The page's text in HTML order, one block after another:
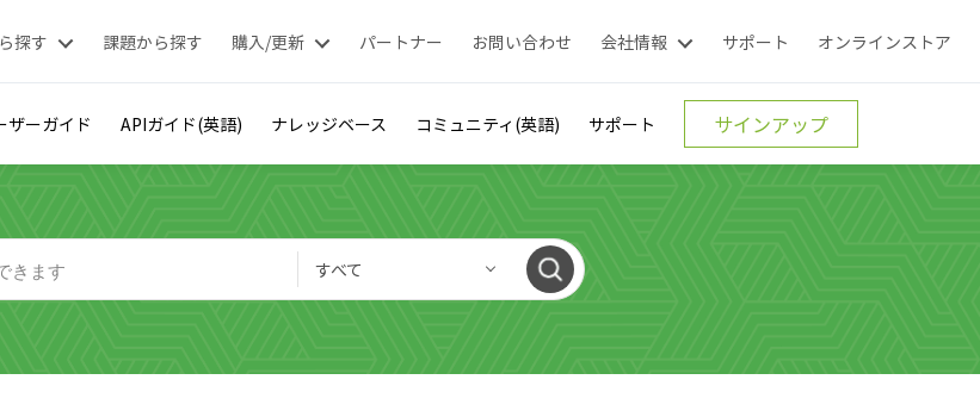
探す 課題から探す 購入/更新 パートナー お問い合わせ 会社情報 サポート オンラインストア
ザーガイド APIガイド(英語) ナレッジベース コミュニティ(英語) サポート サインアップ
すべて